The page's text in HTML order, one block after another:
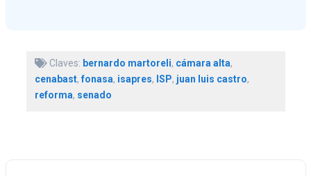
Claves: bernardo martoreli, cámara alta,
cenabast,fonasa, isapres, ISP, juan luis castro,
reforma, senado